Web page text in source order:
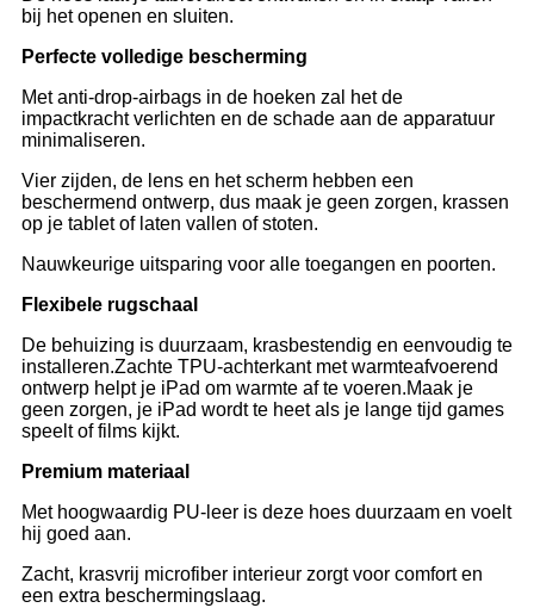
bij het openen en sluiten.
Perfecte volledige bescherming
Met anti-drop-airbags in de hoeken zal het de
impactkracht verlichten en de schade aan de apparatuur
minimaliseren.
Vier zijden, de lens en het scherm hebben een
beschermend ontwerp, dus maak je geen zorgen, krassen
op je tablet of laten vallen of stoten.
Nauwkeurige uitsparing voor alle toegangen en poorten.
Flexibele rugschaal
De behuizing is duurzaam, krasbestendig en eenvoudig te
installeren.Zachte TPU-achterkant met warmteafvoerend
ontwerp helpt je iPad om warmte af te voeren.Maak je
geen zorgen, je iPad wordt te heet als je lange tijd games
speelt of films kijkt.
Premium materiaal
Met hoogwaardig PU-leer is deze hoes duurzaam en voelt
hij goed aan.
Zacht, krasvrij microfiber interieur zorgt voor comfort en
een extra beschermingslaag.